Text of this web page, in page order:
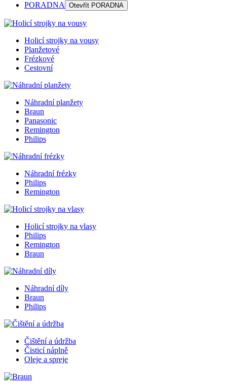
PORADNA Otevřít PORADNA
Holicí strojky na vousy
Planžetové
Frézkové
Cestovní
Náhradní planžety
Braun
Panasonic
Remington
Philips
Náhradní frézky
Philips
Remington
Holicí strojky na vlasy
Philips
Remington
Braun
Náhradní díly
Braun
Philips
Čištění a údržba
Čisticí náplně
Oleje a spreje